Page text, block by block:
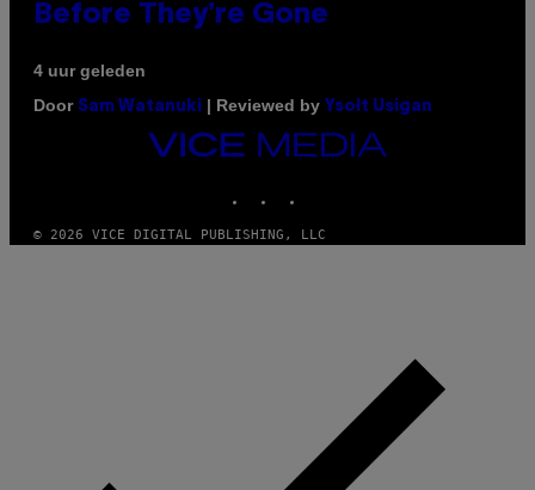
Before They’re Gone
4 uur geleden
Door Sam Watanuki | Reviewed by Ysolt Usigan
VICE
MEDIA
© 2026 VICE DIGITAL PUBLISHING, LLC